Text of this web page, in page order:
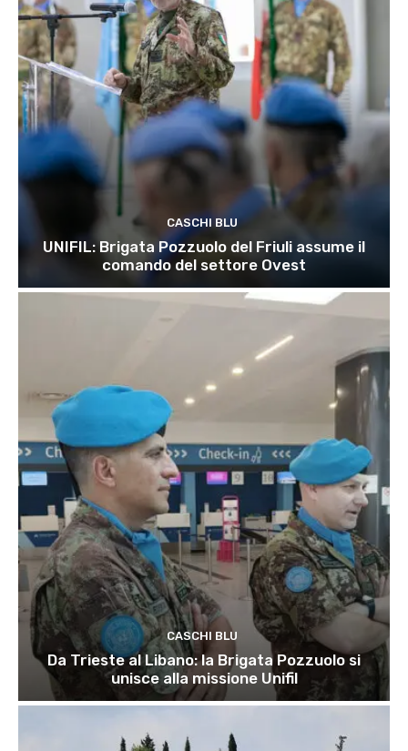
CASCHI BLU
UNIFIL: Brigata Pozzuolo del Friuli assume il
comando del settore Ovest
CASCHI BLU
Da Trieste al Libano: la Brigata Pozzuolo si
unisce alla missione Unifil